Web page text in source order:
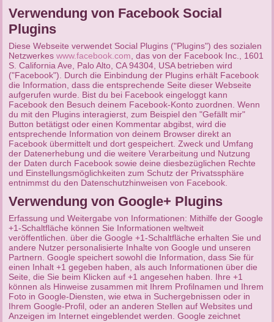
Verwendung von Facebook Social
Plugins
Diese Webseite verwendet Social Plugins ("Plugins") des sozialen
Netzwerkeswww.facebook.com , das von der Facebook Inc., 1601
S. California Ave, Palo Alto, CA 94304, USA betrieben wird
("Facebook"). Durch die Einbindung der Plugins erhält Facebook
die Information, dass die entsprechende Seite dieser Webseite
aufgerufen wurde. Bist du bei Facebook eingeloggt kann
Facebook den Besuch deinem Facebook-Konto zuordnen. Wenn
du mit den Plugins interagierst, zum Beispiel den "Gefällt mir"
Button betätigst oder einen Kommentar abgibst, wird die
entsprechende Information von deinem Browser direkt an
Facebook übermittelt und dort gespeichert. Zweck und Umfang
der Datenerhebung und die weitere Verarbeitung und Nutzung
der Daten durch Facebook sowie deine diesbezüglichen Rechte
und Einstellungsmöglichkeiten zum Schutz der Privatssphäre
entnimmst du den Datenschutzhinweisen von Facebook.
Verwendung von Google+ Plugins
Erfassung und Weitergabe von Informationen: Mithilfe der Google
+1-Schaltfläche können Sie Informationen weltweit
veröffentlichen. über die Google +1-Schaltfläche erhalten Sie und
andere Nutzer personalisierte Inhalte von Google und unseren
Partnern. Google speichert sowohl die Information, dass Sie für
einen Inhalt +1 gegeben haben, als auch Informationen über die
Seite, die Sie beim Klicken auf +1 angesehen haben. Ihre +1
können als Hinweise zusammen mit Ihrem Profilnamen und Ihrem
Foto in Google-Diensten, wie etwa in Suchergebnissen oder in
Ihrem Google-Profil, oder an anderen Stellen auf Websites und
Anzeigen im Internet eingeblendet werden. Google zeichnet